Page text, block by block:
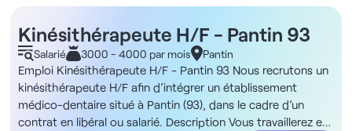
Kinésithérapeute H/F - Pantin 93
Salarié 3000 - 4000 par mois Pantin
Emploi Kinésithérapeute H/F - Pantin 93 Nous recrutons un
kinésithérapeute H/F afin d’intégrer un établissement
médico-dentaire situé à Pantin (93), dans le cadre d’un
contrat en libéral ou salarié. Description Vous travaillerez en